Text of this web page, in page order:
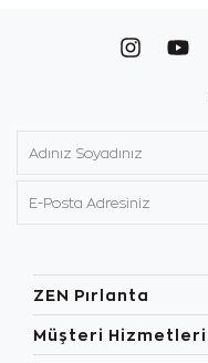
ZEN Pırlanta
Müşteri Hizmetleri